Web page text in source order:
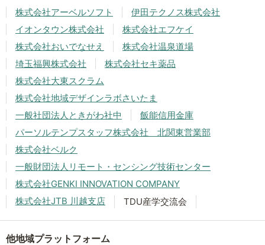
株式会社アーベルソフト
伊田テクノス株式会社
イオンタウン株式会社
株式会社エフケイ
株式会社おいでなせえ
株式会社温泉道場
埼玉福興株式会社
株式会社セキ薬品
株式会社大東スクラム
株式会社地域デザインラボさいたま
一般社団法人ときがわ社中
飯能信用金庫
パーソルテンプスタッフ株式会社 北関東営業部
株式会社ベルク
一般財団法人リモート・センシング技術センター
株式会社GENKI INNOVATION COMPANY
株式会社JTB 川越支店
TDU産学交流会
他地域プラットフォーム